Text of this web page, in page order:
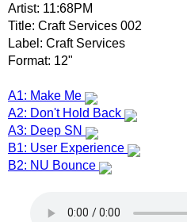
Artist: 11:68PM
Title: Craft Services 002
Label: Craft Services
Format: 12"
A1: Make Me
A2: Don't Hold Back
A3: Deep SN
B1: User Experience
B2: NU Bounce